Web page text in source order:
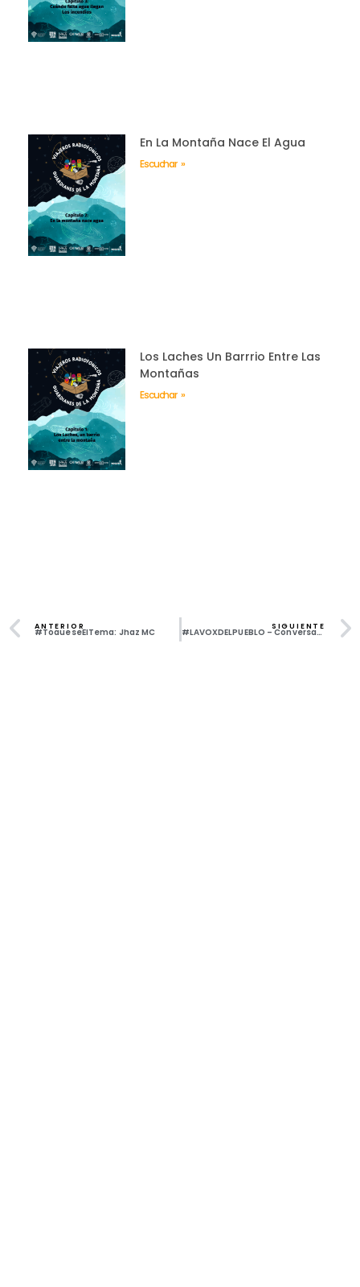
En La Montaña Nace El Agua
Escuchar »
Los Laches Un Barrrio Entre Las
Montañas
Escuchar »
ANTERIOR
#TóqueseElTema: Jhaz MC SIGUIENTE
#LAVOXDELPUEBLO – Conversaciones con Nicol (temporada cuatro)